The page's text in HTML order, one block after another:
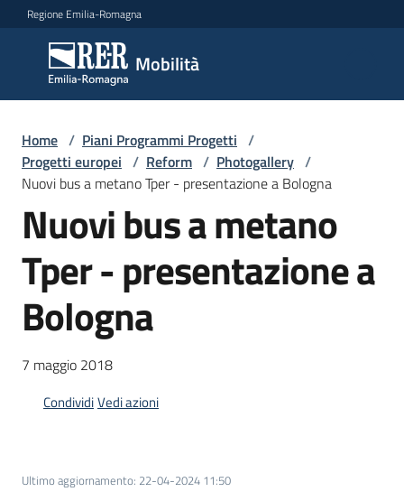
Vai al contenuto
Vai alla navigazione
Vai al footer
Regione Emilia-Romagna
Mobilità
Mobilità
Argomenti
Novità
Servizi
Leggi
Atti
Bandi
Menu selezionato
Home / Piani Programmi Progetti /
Progetti europei / Reform / Photogallery /
Nuovi bus a metano Tper - presentazione a Bologna
Nuovi bus a metano
Tper - presentazione a
Bologna
7 maggio 2018
CondividiVedi azioni
Ultimo aggiornamento: 22-04-2024 11:50